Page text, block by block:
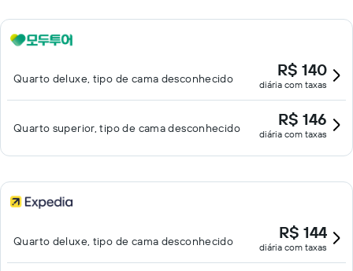
Quarto deluxe, tipo de cama desconhecido R$ 140
diária com taxas
Quarto superior, tipo de cama desconhecido R$ 146
diária com taxas
Quarto deluxe, tipo de cama desconhecido R$ 144
diária com taxas